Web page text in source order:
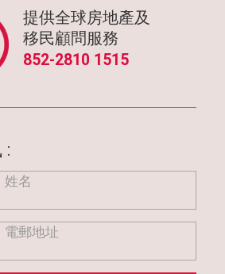
即未建成的物業）項目「爛尾」或項目落
若購買的海外物業是樓花，您未必能經常
況，所以一定要選擇持牌代理，令的你置
提供全球房地產及
移民顧問服務
852-2810 1515
:
姓名
電郵地址